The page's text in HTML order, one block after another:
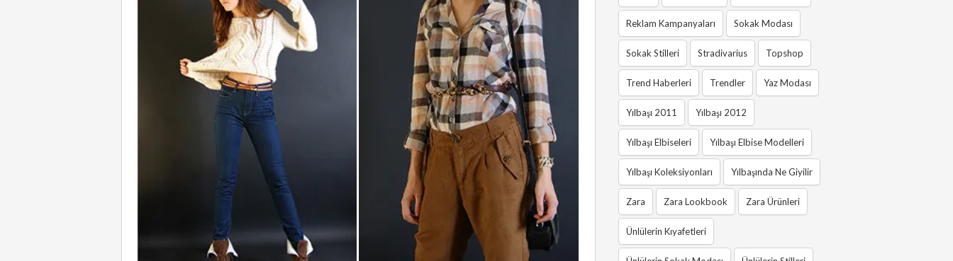
Reklam Kampanyaları Sokak Modası
Sokak Stilleri Stradivarius Topshop
Trend Haberleri Trendler Yaz Modası
Yılbaşı 2011 Yılbaşı 2012
Yılbaşı Elbiseleri Yılbaşı Elbise Modelleri
Yılbaşı Koleksiyonları Yılbaşında Ne Giyilir
Zara Zara Lookbook Zara Ürünleri
Ünlülerin Kıyafetleri